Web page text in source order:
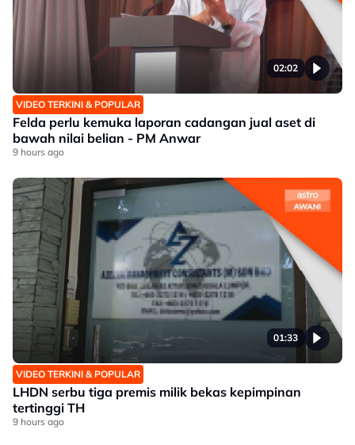
02:02
VIDEO TERKINI & POPULAR
Felda perlu kemuka laporan cadangan jual aset di
bawah nilai belian - PM Anwar
9 hours ago
01:33
VIDEO TERKINI & POPULAR
LHDN serbu tiga premis milik bekas kepimpinan
tertinggi TH
9 hours ago